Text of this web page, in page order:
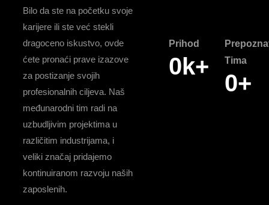
Bilo da ste na početku svoje
karijere ili ste već stekli
dragoceno iskustvo, ovde
ćete pronaći prave izazove
za postizanje svojih
profesionalnih ciljeva. Naš
međunarodni tim radi na
uzbudljivim projektima u
različitim industrijama, i
veliki značaj pridajemo
kontinuiranom razvoju naših
zaposlenih.
Prihod
0k+
Tima
0+